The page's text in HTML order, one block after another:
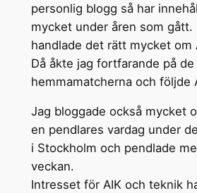
personlig blogg så har
mycket under åren som gått.
handlade det rätt mycket om
Då åkte jag fortfarande på
hemmamatcherna och följde
Jag bloggade också mycket
en pendlares vardag under
i Stockholm och pendlade
veckan.
Intresset för AIK och teknik